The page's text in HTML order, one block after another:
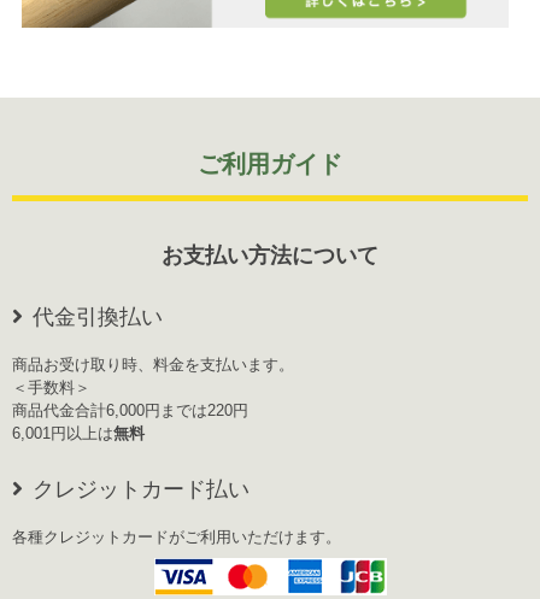
ご利用ガイド
お支払い方法について
代金引換払い
商品お受け取り時、料金を支払います。
＜手数料＞
商品代金合計6,000円までは220円
6,001円以上は無料
クレジットカード払い
各種クレジットカードがご利用いただけます。